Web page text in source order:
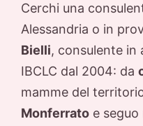
Cerchi una
Alessandria o in
Bielli, consulente
IBCLC dal 2004: da
mamme del
Monferrato e